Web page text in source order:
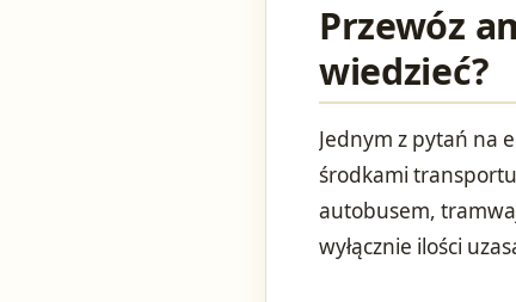
Przewóz
wiedzieć?
Jednym z pytań na
środkami
autobusem,
wyłącznie ilości